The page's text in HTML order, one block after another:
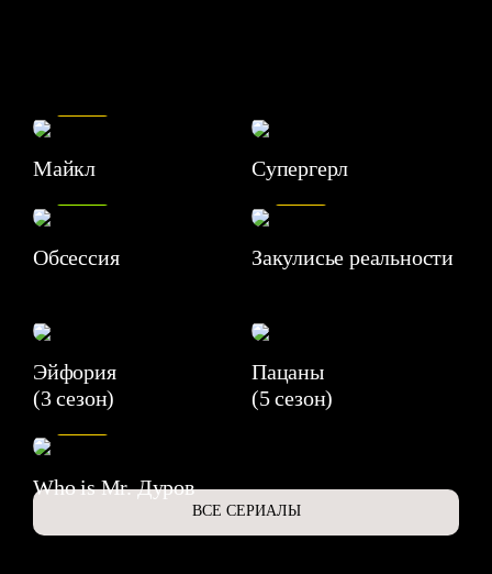
Майкл Супергерл
Обсессия
7.1
Закулисье реальности
Эйфория
(3 сезон)
Пацаны
(5 сезон)
Who is Mr. Дуров
ВСЕ СЕРИАЛЫ